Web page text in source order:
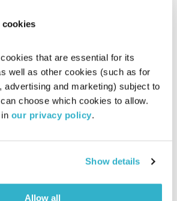
cookies
that are essential for its
well as other cookies (such as for
advertising and marketing) subject to
choose which cookies to allow.
our privacy policy.
Show details
Allow all
כל יום מחדש – 13.11.22
כל יום מחדש
אמיר פרי
אודיו